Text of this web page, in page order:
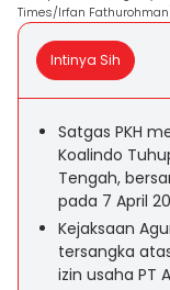
Times/Irfan
Intinya Sih
Satgas PKH
Koalindo
Tengah,
pada 7 April
Kejaksaan
tersangka
izin usaha PT